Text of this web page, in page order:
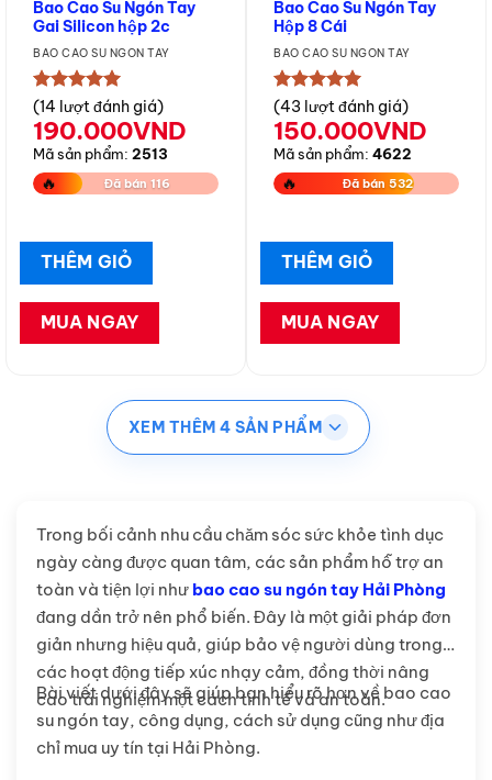
Bao Cao Su Ngón Tay
Gai Silicon hộp 2c
BAO CAO SU NGÓN TAY
★★★★★
(14 lượt đánh giá)
190.000VND
Mã sản phẩm: 2513
🔥 Đã bán 116
THÊM GIỎ
MUA NGAY
Bao Cao Su Ngón Tay
Hộp 8 Cái
BAO CAO SU NGÓN TAY
★★★★★
(43 lượt đánh giá)
150.000VND
Mã sản phẩm: 4622
🔥 Đã bán 532
THÊM GIỎ
MUA NGAY
XEM THÊM 4 SẢN PHẨM
Trong bối cảnh nhu cầu chăm sóc sức khỏe tình dục
ngày càng được quan tâm, các sản phẩm hỗ trợ an
toàn và tiện lợi như bao cao su ngón tay Hải Phòng
đang dần trở nên phổ biến. Đây là một giải pháp đơn
giản nhưng hiệu quả, giúp bảo vệ người dùng trong
các hoạt động tiếp xúc nhạy cảm, đồng thời nâng
cao trải nghiệm một cách tinh tế và an toàn.
Bài viết dưới đây sẽ giúp bạn hiểu rõ hơn về bao cao
su ngón tay, công dụng, cách sử dụng cũng như địa
chỉ mua uy tín tại Hải Phòng.